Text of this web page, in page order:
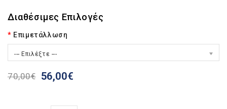
Διαθέσιμες Επιλογές
Επιμετάλλωση
--- Επιλέξτε ---
70,00€ 56,00€